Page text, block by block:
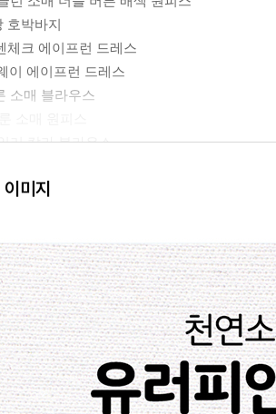
호박바지
체크 에이프런 드레스
이 에이프런 드레스
소매 블라우스
러 칼라 블라우스
마린 팬츠
프릴 숄
드 리본 스커트
스티치 토트백
과 옷감 고르기
고르기
미지